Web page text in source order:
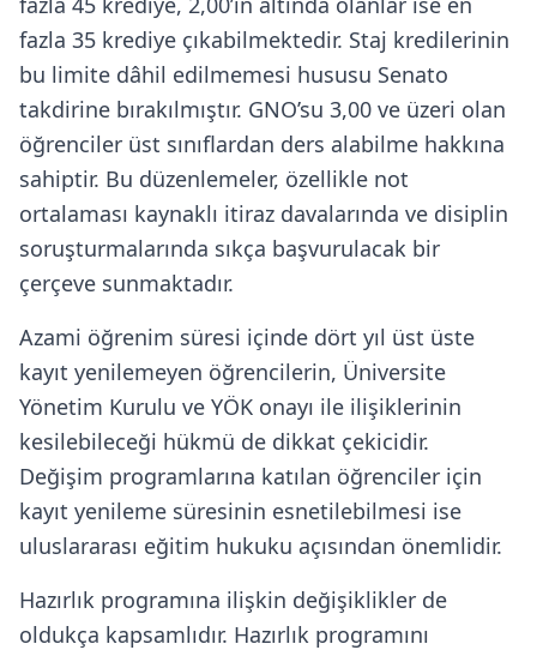
fazla 35 krediye çıkabilmektedir. Staj kredilerinin
bu limite dâhil edilmemesi hususu Senato
takdirine bırakılmıştır. GNO’su 3,00 ve üzeri olan
öğrenciler üst sınıflardan ders alabilme hakkına
sahiptir. Bu düzenlemeler, özellikle not
ortalaması kaynaklı itiraz davalarında ve disiplin
soruşturmalarında sıkça başvurulacak bir
çerçeve sunmaktadır.
Azami öğrenim süresi içinde dört yıl üst üste
kayıt yenilemeyen öğrencilerin, Üniversite
Yönetim Kurulu ve YÖK onayı ile ilişiklerinin
kesilebileceği hükmü de dikkat çekicidir.
Değişim programlarına katılan öğrenciler için
kayıt yenileme süresinin esnetilebilmesi ise
uluslararası eğitim hukuku açısından önemlidir.
Hazırlık programına ilişkin değişiklikler de
oldukça kapsamlıdır. Hazırlık programını